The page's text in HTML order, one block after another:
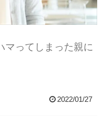
マってしまった親に
2022/01/27